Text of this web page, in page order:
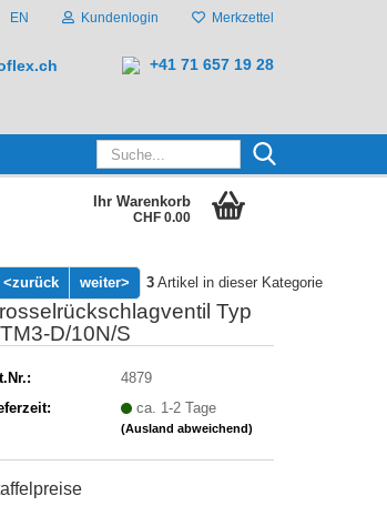
EN Kundenlogin Merkzettel
+41 71 657 19 28
Suche...
Ihr Warenkorb
CHF 0.00
<zurück weiter> 3Artikel in dieser Kategorie
Typ
D/10N/S
4879
ca. 1-2 Tage
(Ausland abweichend)